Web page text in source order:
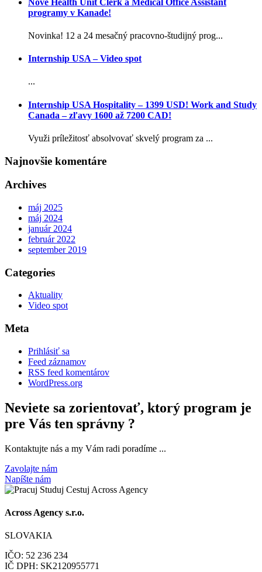
programy v Kanade!
Novinka! 12 a 24 mesačný pracovno-študijný prog...
Internship USA – Video spot
...
Internship USA Hospitality – 1399 USD! Work and Study
Canada – zľavy 1600 až 7200 CAD!
Využi príležitosť absolvovať skvelý program za ...
Najnovšie komentáre
Archives
máj 2025
máj 2024
január 2024
február 2022
september 2019
Categories
Aktuality
Video spot
Meta
Prihlásiť sa
Feed záznamov
RSS feed komentárov
WordPress.org
Neviete sa zorientovať, ktorý program je
pre Vás ten správny ?
Kontaktujte nás a my Vám radi poradíme ...
Zavolajte nám
Napíšte nám
Across Agency s.r.o.
SLOVAKIA
IČO: 52 236 234
IČ DPH: SK2120955771